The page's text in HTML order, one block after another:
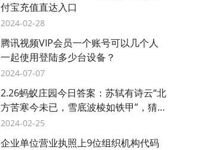
付宝充值直达入口
2024-02-28
腾讯视频VIP会员一个账号可以几个人
一起使用登陆多少台设备？
2024-07-07
2.26蚂蚁庄园今日答案：苏轼有诗云“北
方苦寒今未已，雪底波棱如铁甲”，猜猜
是哪种蔬菜？
2024-02-25
企业单位营业执照上9位组织机构代码